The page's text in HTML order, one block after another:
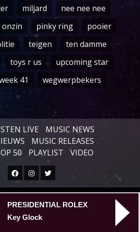
miljard
nee nee nee
onzin pinky ring
pooier
teigen
ten damme
toys r us
upcoming star
41
wegwerpbekers
LIVE
MUSIC NEWS
MUSIC RELEASES
50
PLAYLIST VIDEO
Facebook
Instagram
Twitter
© All rights reserved.
PRESIDENTIAL ROLEX
Key Glock